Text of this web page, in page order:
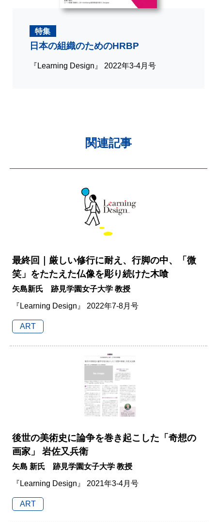
特集
日本の組織のためのHRBP
『Learning Design』 2022年3-4月号
関連記事
最終回｜厳しい修行に耐え、行脚の中、「微
笑」をたたえた仏像を彫り続けた木喰
矢島新氏 跡見学園女子大学 教授
『Learning Design』 2022年7-8月号
ART
後世の美術史に論争を巻き起こした「奇想の
画家」 岩佐又兵衛
矢島 新氏 跡見学園女子大学 教授
『Learning Design』 2021年3-4月号
ART